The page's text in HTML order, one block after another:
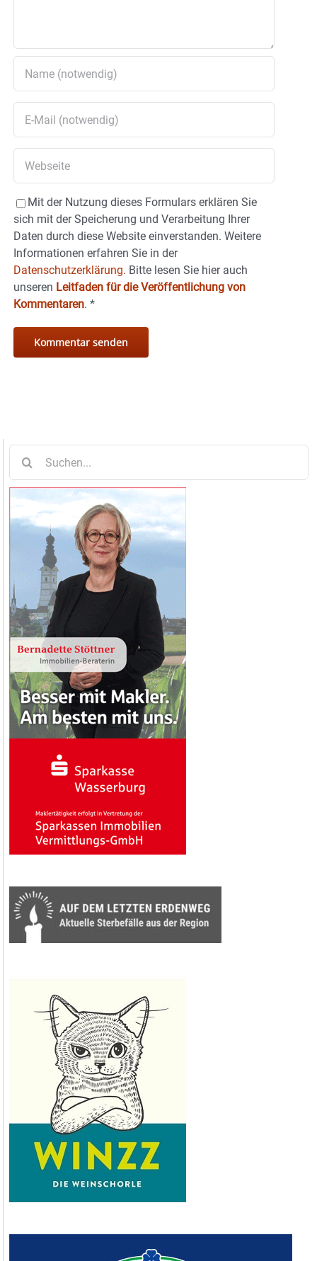
Mit der Nutzung dieses Formulars erklären Sie
sich mit der Speicherung und Verarbeitung Ihrer
Daten durch diese Website einverstanden. Weitere
Informationen erfahren Sie in der
Datenschutzerklärung. Bitte lesen Sie hier auch
unseren Leitfaden für die Veröffentlichung von
Kommentaren. *
nach: